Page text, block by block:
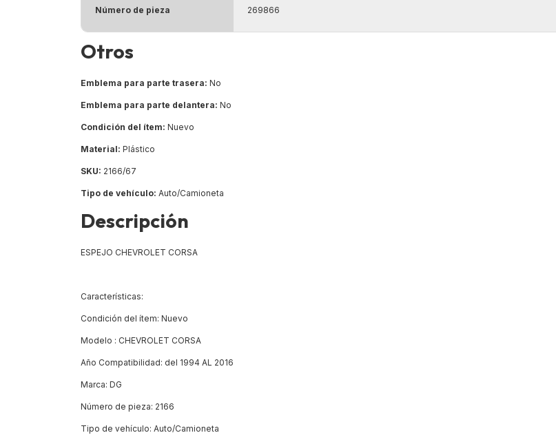
Número de pieza 269866
Otros
Emblema para parte trasera: No
Emblema para parte delantera: No
Condición del ítem: Nuevo
Material: Plástico
SKU: 2166/67
Tipo de vehículo: Auto/Camioneta
Descripción
ESPEJO CHEVROLET CORSA
Características:
Condición del ítem: Nuevo
Modelo : CHEVROLET CORSA
Año Compatibilidad: del 1994 AL 2016
Marca: DG
Número de pieza: 2166
Tipo de vehículo: Auto/Camioneta